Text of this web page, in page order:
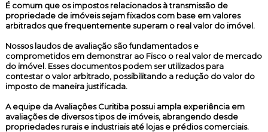
É comum que os impostos relacionados à transmissão de
propriedade de imóveis sejam fixados com base em valores
arbitrados que frequentemente superam o real valor do imóvel.
Nossos laudos de avaliação são fundamentados e
comprometidos em demonstrar ao Fisco o real valor de mercado
do imóvel. Esses documentos podem ser utilizados para
contestar o valor arbitrado, possibilitando a redução do valor do
imposto de maneira justificada.
A equipe da Avaliações Curitiba possui ampla experiência em
avaliações de diversos tipos de imóveis, abrangendo desde
propriedades rurais e industriais até lojas e prédios comerciais.